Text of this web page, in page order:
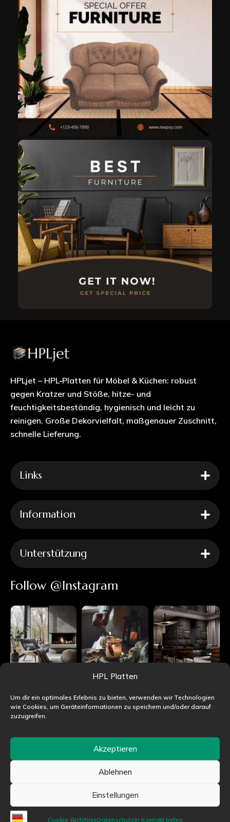
HPL Platten
Um dir ein optimales Erlebnis zu bieten, verwenden wir Technologien
wie Cookies, um Geräteinformationen zu speichern und/oder darauf
zuzugreifen.
Akzeptieren
Ablehnen
Einstellungen
Cookie-RichtlinieDatenschutzIn Kontakt treten
HPLjet – HPL‑Platten für Möbel & Küchen: robust
gegen Kratzer und Stöße, hitze- und
feuchtigkeitsbeständig, hygienisch und leicht zu
reinigen. Große Dekorvielfalt, maßgenauer Zuschnitt,
schnelle Lieferung.
Links
Information
Unterstützung
Follow @Instagram
©HPLjet.de alle Rechte vorbehalten